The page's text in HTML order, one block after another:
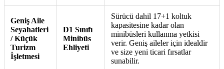
Geniş Aile
Seyahatleri
/ Küçük
Turizm
İşletmesi
D1 Sınıfı
Minibüs
Ehliyeti
Sürücü dahil 17+1 koltuk
kapasitesine kadar olan
minibüsleri kullanma yetkisi
verir. Geniş aileler için idealdir
ve size yeni ticari fırsatlar
sunabilir.